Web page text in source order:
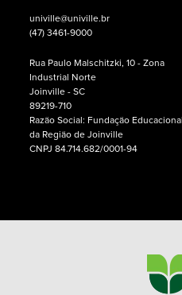
univille@univille.br
(47) 3461-9000
Rua Paulo Malschitzki, 10 - Zona
Industrial Norte
Joinville - SC
89219-710
Razão Social: Fundação Educacional
da Região de Joinville
CNPJ 84.714.682/0001-94